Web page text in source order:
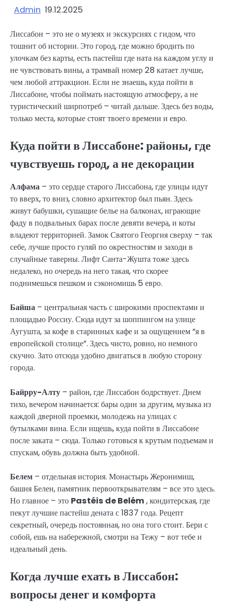
Admin 19.12.2025
Лиссабон – это не о музеях и экскурсиях с гидом, что
тошнит об истории. Это город, где можно бродить по
улочкам без карты, есть пастейш где ната на каждом углу и
не чувствовать вины, а трамвай номер 28 катает лучше,
чем любой аттракцион. Если не знаешь, куда пойти в
Лиссабоне, чтобы поймать настоящую атмосферу, а не
туристический ширпотреб – читай дальше. Здесь без воды,
только места, которые стоят твоего времени и евро.
Куда пойти в Лиссабоне: районы, где
чувствуешь город, а не декорации
Алфама – это сердце старого Лиссабона, где улицы идут
то вверх, то вниз, словно архитектор был пьян. Здесь
живут бабушки, сушащие белье на балконах, играющие
фаду в подвальных барах после девяти вечера, и коты
владеют территорией. Замок Святого Георгия сверху – так
себе, лучше просто гуляй по окрестностям и заходи в
случайные таверны. Лифт Санта-Жушта ​​тоже здесь
недалеко, но очередь на него такая, что скорее
поднимешься пешком и сэкономишь 5 евро.
Байша – центральная часть с широкими проспектами и
площадью Россиу. Сюда идут за шоппингом на улице
Аугушта, за кофе в старинных кафе и за ощущением “я в
европейской столице”. Здесь чисто, ровно, но немного
скучно. Зато отсюда удобно двигаться в любую сторону
города.
Байрру-Алту – район, где Лиссабон бодрствует. Днем
тихо, вечером начинается: бары один за другим, музыка из
каждой дверной проемки, молодежь на улицах с
бутылками вина. Если ищешь, куда пойти в Лиссабоне
после заката – сюда. Только готовься к крутым подъемам и
спускам, обувь должна быть удобной.
Белем – отдельная история. Монастырь Жеронимиш,
башня Белен, памятник первооткрывателям – все это здесь.
Но главное – это Pastéis de Belém, кондитерская, где
пекут лучшие пастейш дената с 1837 года. Рецепт
секретный, очередь постоянная, но она того стоит. Бери с
собой, ешь на набережной, смотри на Тежу – вот тебе и
идеальный день.
Когда лучше ехать в Лиссабон:
вопросы денег и комфорта